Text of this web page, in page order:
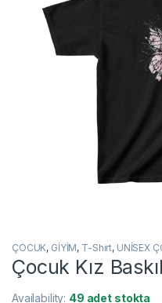
ÇOCUK, GİYİM, T-Shirt, UNİSEX
Çocuk Kız
Availability: 49 adet stokta